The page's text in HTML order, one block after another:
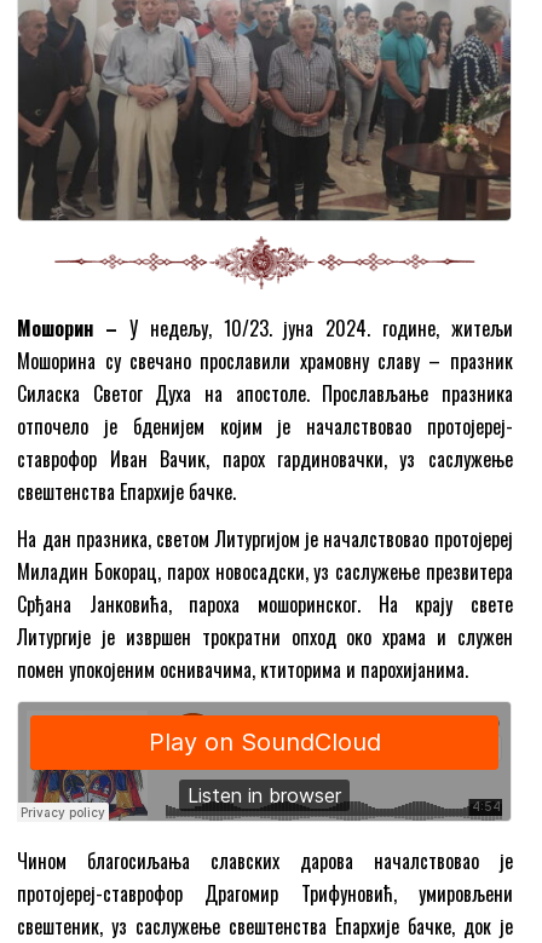
Мошорин – У недељу, 10/23. јуна 2024. године, житељи
Мошорина су свечано прославили храмовну славу – празник
Силаска Светог Духа на апостоле. Прослављање празника
отпочело је бденијем којим је началствовао протојереј-
ставрофор Иван Вачик, парох гардиновачки, уз саслужење
свештенства Епархије бачке.
На дан празника, светом Литургијом је началствовао протојереј
Миладин Бокорац, парох новосадски, уз саслужење презвитера
Срђана Јанковића, пароха мошоринског. На крају свете
Литургије је извршен трократни опход око храма и служен
помен упокојеним оснивачима, ктиторима и парохијанима.
Чином благосиљања славских дарова началствовао је
протојереј-ставрофор Драгомир Трифуновић, умировљени
свештеник, уз саслужење свештенства Епархије бачке, док је